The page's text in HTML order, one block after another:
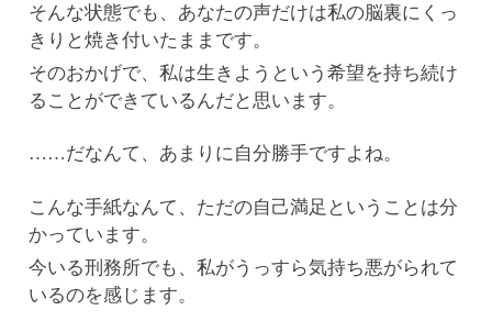
そんな状態でも、あなたの声だけは私の脳裏にくっ
きりと焼き付いたままです。
そのおかげで、私は生きようという希望を持ち続け
ることができているんだと思います。
……だなんて、あまりに自分勝手ですよね。
こんな手紙なんて、ただの自己満足ということは分
かっています。
今いる刑務所でも、私がうっすら気持ち悪がられて
いるのを感じます。